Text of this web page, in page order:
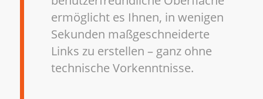
ermöglicht es Ihnen, in wenigen
Sekunden maßgeschneiderte
Links zu erstellen – ganz ohne
technische Vorkenntnisse.